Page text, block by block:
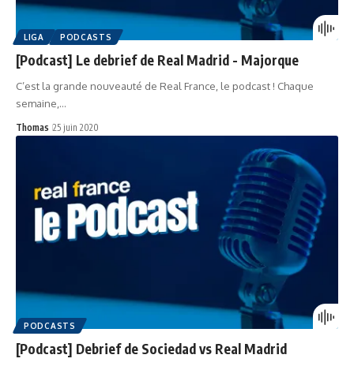
LIGA PODCASTS
[Podcast] Le debrief de Real Madrid - Majorque
C’est la grande nouveauté de Real France, le podcast ! Chaque
semaine,…
Thomas 25 juin 2020
PODCASTS
[Podcast] Debrief de Sociedad vs Real Madrid